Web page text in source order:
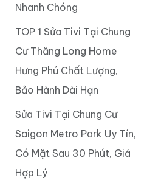
Nhanh Chóng
TOP 1 Sửa Tivi Tại Chung
Cư Thăng Long Home
Hưng Phú Chất Lượng,
Bảo Hành Dài Hạn
Sửa Tivi Tại Chung Cư
Saigon Metro Park Uy Tín,
Có Mặt Sau 30 Phút, Giá
Hợp Lý